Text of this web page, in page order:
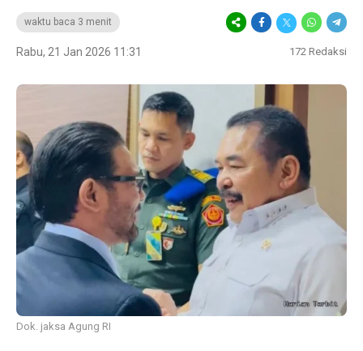
waktu baca 3 menit
Rabu, 21 Jan 2026 11:31 172 Redaksi
Dok. jaksa Agung RI